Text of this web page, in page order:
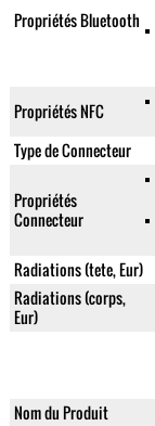
Propriétés Bluetooth
Propriétés NFC
Type de Connecteur
Propriétés
Connecteur
Radiations (tete, Eur)
Radiations (corps,
Eur)
Nom du Produit